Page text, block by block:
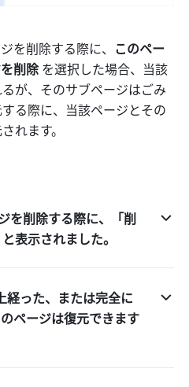
を削除する際に、 このペー
削除 を選択した場合、当該
が、そのサブページはごみ
る際に、当該ページとその
れます。
を削除する際に、「削
表示されました。
経った、または完全に
ページは復元できます